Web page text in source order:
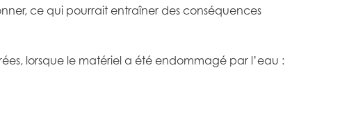
ce qui pourrait entraîner des conséquences
lorsque le matériel a été endommagé par l’eau :